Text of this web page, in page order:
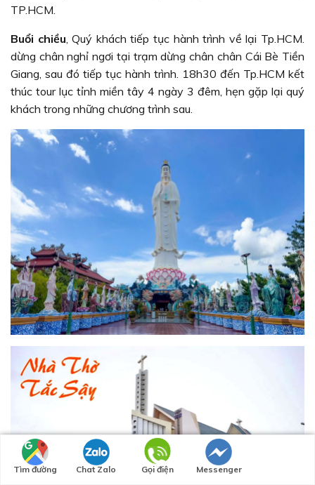
TP.HCM.
Buổi chiều , Quý khách tiếp tục hành trình về lại Tp.HCM.
dừng chân nghỉ ngơi tại trạm dừng chân chân Cái Bè Tiền
Giang, sau đó tiếp tục hành trình. 18h30 đến Tp.HCM kết
thúc tour lục tỉnh miền tây 4 ngày 3 đêm, hẹn gặp lại quý
khách trong những chương trình sau.
Tìm đường Chat Zalo Gọi điện Messenger